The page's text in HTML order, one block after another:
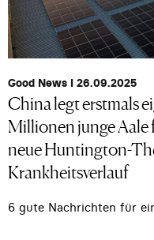
Good News I 26.09.2025
China legt erstmals
Millionen junge Aale
neue Huntington-
Krankheitsverlauf
6 gute Nachrichten für